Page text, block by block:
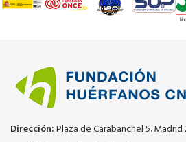
Dirección:Plaza de Carabanchel 5. Madrid